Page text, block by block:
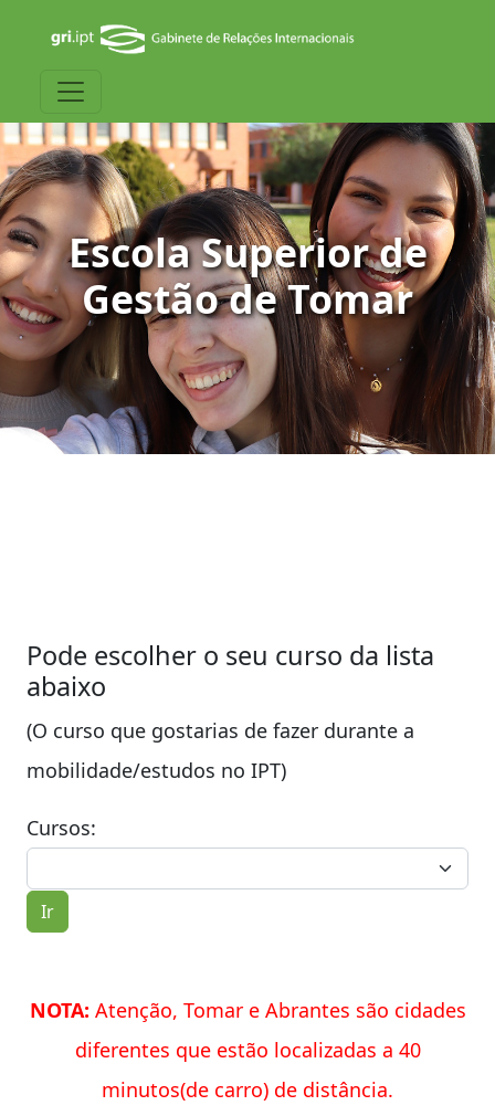
Escola Superior de
Gestão de Tomar
Pode escolher o seu curso da lista
abaixo
(O curso que gostarias de fazer durante a
mobilidade/estudos no IPT)
Cursos:
Ir
NOTA: Atenção, Tomar e Abrantes são cidades
diferentes que estão localizadas a 40
minutos(de carro) de distância.